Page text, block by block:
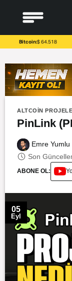
content
Bitcoin:$ 64.518
ALTCOIN
PinLink
Emre Yumlu
Son
ABONE OL:
05
Eyl